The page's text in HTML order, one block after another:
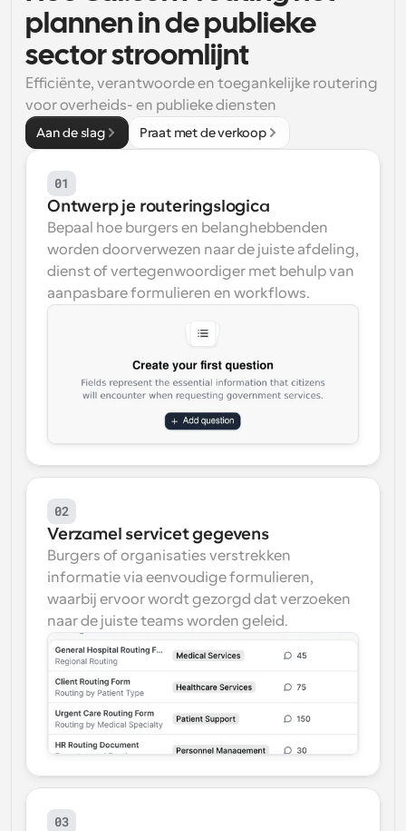
Supercharged planning met AI-gestuurde
oproepen
Workflow
Automatiseer planning en herinneringen
Blijf op de hoogte van het laatste nieuws en updates
Ontmoet cliënten binnen enkele minuten
Dynamische Groep Links
Boek naadloos vergaderingen met meerdere mensen
Webhooks
Ontvang een melding wanneer er iets gebeurt
plannen in de publieke
sector stroomlijnt
Efficiënte, verantwoorde en toegankelijke routering
voor overheids- en publieke diensten
Aan de slag Praat met de verkoop
01
Ontwerp je routeringslogica
Bepaal hoe burgers en belanghebbenden
worden doorverwezen naar de juiste afdeling,
dienst of vertegenwoordiger met behulp van
aanpasbare formulieren en workflows.
02
Verzamel servicet gegevens
Burgers of organisaties verstrekken
informatie via eenvoudige formulieren,
waarbij ervoor wordt gezorgd dat verzoeken
naar de juiste teams worden geleid.
03